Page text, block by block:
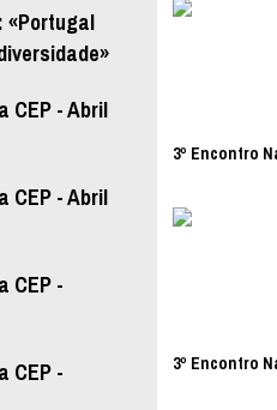
«Portugal
CEP - Abril
CEP - Abril
CEP -
CEP -
3º Encontro
3º Encontro